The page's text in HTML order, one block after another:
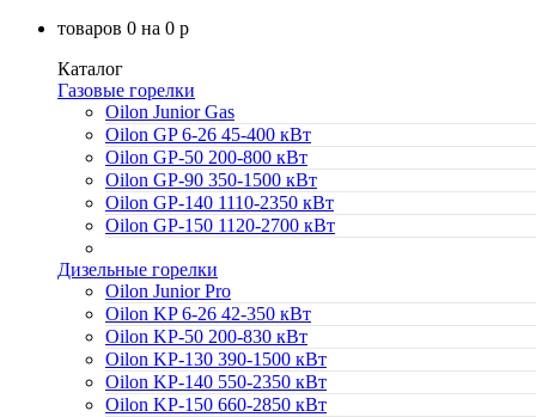
товаров 0 на 0 p
Каталог
Газовые горелки
Oilon Junior Gas
Oilon GP 6-26 45-400 кВт
Oilon GP-50 200-800 кВт
Oilon GP-90 350-1500 кВт
Oilon GP-140 1110-2350 кВт
Oilon GP-150 1120-2700 кВт
Дизельные горелки
Oilon Junior Pro
Oilon KP 6-26 42-350 кВт
Oilon KP-50 200-830 кВт
Oilon KP-130 390-1500 кВт
Oilon KP-140 550-2350 кВт
Oilon KP-150 660-2850 кВт